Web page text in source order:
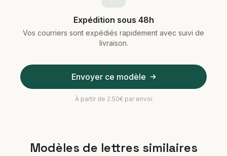
Expédition sous 48h
Vos courriers sont expédiés rapidement avec suivi de
livraison.
Envoyer ce modèle
À partir de 2.50€ par envoi
Modèles de lettres similaires